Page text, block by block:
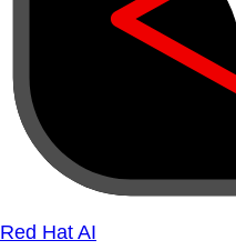
Red Hat AI